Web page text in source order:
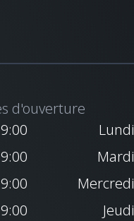
d'ouverture
Lundi
Mardi
Mercredi
Jeudi